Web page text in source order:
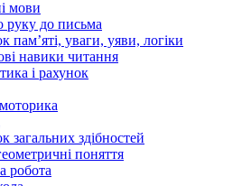
мови
руку до письма
пам’яті, уваги, уяви, логіки
навики читання
і рахунок
загальних здібностей
поняття
робота